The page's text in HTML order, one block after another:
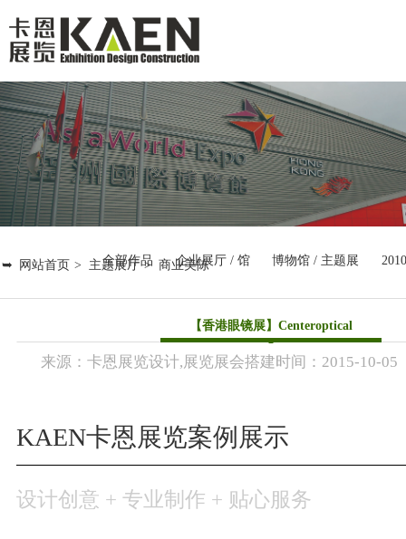
首 页
展览展会
商业空间
关于卡恩
网站首页 主题展厅 商业美陈
全部作品 企业展厅 / 馆 博物馆 / 主题展
【香港眼镜展】Centeroptical
来源： 卡恩展览设计,展览展会搭建时间： 2015-10-05
KAEN卡恩展览案例展示
设计创意 + 专业制作 + 贴心服务